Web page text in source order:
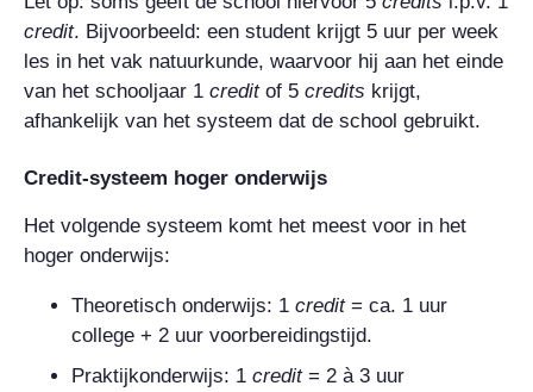
credit. Bijvoorbeeld: een student krijgt 5 uur per week
les in het vak natuurkunde, waarvoor hij aan het einde
van het schooljaar 1 credit of 5 credits krijgt,
afhankelijk van het systeem dat de school gebruikt.
Credit-systeem hoger onderwijs
Het volgende systeem komt het meest voor in het
hoger onderwijs:
Theoretisch onderwijs: 1 credit= ca. 1 uur
college + 2 uur voorbereidingstijd.
Praktijkonderwijs: 1 credit= 2 à 3 uur